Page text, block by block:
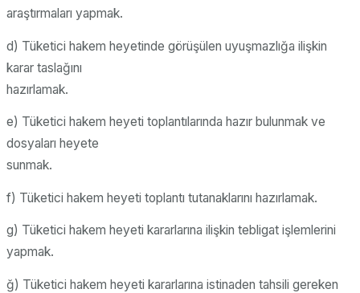
araştırmaları yapmak.
d) Tüketici hakem heyetinde görüşülen uyuşmazlığa ilişkin
karar taslağını
hazırlamak.
e) Tüketici hakem heyeti toplantılarında hazır bulunmak ve
dosyaları heyete
sunmak.
f) Tüketici hakem heyeti toplantı tutanaklarını hazırlamak.
g) Tüketici hakem heyeti kararlarına ilişkin tebligat işlemlerini
yapmak.
ğ) Tüketici hakem heyeti kararlarına istinaden tahsili gereken